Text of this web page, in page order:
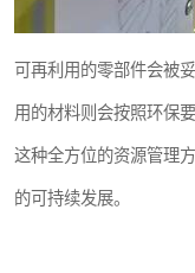
可再利用的零部件会被
用的材料则会按照环保
这种全方位的资源管理
的可持续发展。